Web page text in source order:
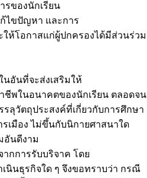
รของนักเรียน
ไขปัญหา และการ
ห้โอกาสแก่ผู้ปกครองได้มีส่วนร่วม
อันที่จะส่งเสริมให้
ชีพในอนาคตของนักเรียน ตลอดจน
ลุวัตถุประสงค์ที่เกี่ยวกับการศึกษา
เมือง ไม่ขึ้นกับนิกายศาสนาใด
อันดีงาม
กการรับบริจาค โดย
นินธุรกิจใด ๆ จึงขอทราบว่า กรณี